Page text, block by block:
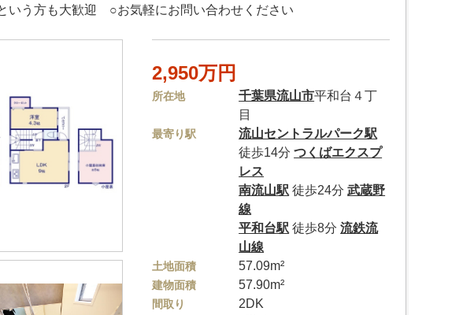
う方も大歓迎 ○お気軽にお問い合わせください
2,950万円
所在地 千葉県流山市平和台４丁
目
最寄り駅
流山セントラルパーク駅
徒歩14分つくばエクスプ
レス
南流山駅 徒歩24分武蔵野
線
平和台駅 徒歩8分流鉄流
山線
土地面積 57.09m²
建物面積 57.90m²
間取り 2DK